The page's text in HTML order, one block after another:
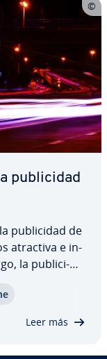
pu­bli­ci­dad
pu­bli­ci­dad de
atractiva e in­
la pu­bli­ci­
en los
pro­gra­má­ti­ca
Leer más